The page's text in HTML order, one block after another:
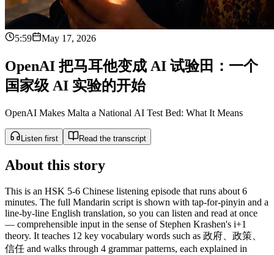
5:59 May 17, 2026
OpenAI 把马耳他变成 AI 试验田 ： 一个
国家级 AI 实验的开始
OpenAI Makes Malta a National AI Test Bed: What It Means
Listen first Read the transcript
About this story
This is an HSK 5-6 Chinese listening episode that runs about 6
minutes. The full Mandarin script is shown with tap-for-pinyin and a
line-by-line English translation, so you can listen and read at once
— comprehensible input in the sense of Stephen Krashen's i+1
theory. It teaches 12 key vocabulary words such as 政府、政策、
信任 and walks through 4 grammar patterns, each explained in